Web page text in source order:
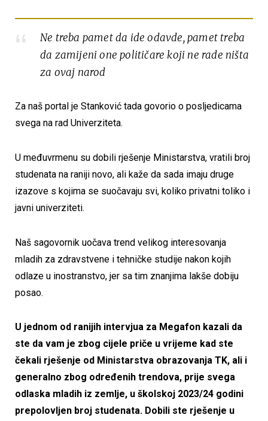
Ne treba pamet da ide odavde, pamet treba
da zamijeni one političare koji ne rade ništa
za ovaj narod
Za naš portal je Stanković tada govorio o posljedicama
svega na rad Univerziteta.
U međuvrmenu su dobili rješenje Ministarstva, vratili broj
studenata na raniji novo, ali kaže da sada imaju druge
izazove s kojima se suočavaju svi, koliko privatni toliko i
javni univerziteti.
Naš sagovornik uočava trend velikog interesovanja
mladih za zdravstvene i tehničke studije nakon kojih
odlaze u inostranstvo, jer sa tim znanjima lakše dobiju
posao.
U jednom od ranijih intervjua za Megafon kazali da
ste da vam je zbog cijele priče u vrijeme kad ste
čekali rješenje od Ministarstva obrazovanja TK, ali i
generalno zbog određenih trendova, prije svega
odlaska mladih iz zemlje, u školskoj 2023/24 godini
prepolovljen broj studenata. Dobili ste rješenje u